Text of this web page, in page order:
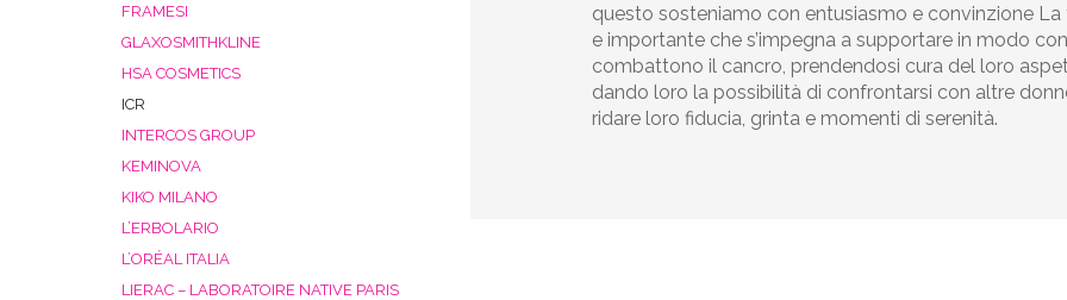
questo sosteniamo con entusiasmo e convinzione
e importante che s’impegna a supportare in modo
combattono il cancro, prendendosi cura del loro
dando loro la possibilità di confrontarsi con altre
ridare loro fiducia, grinta e momenti di serenità.
FRAMESI
GLAXOSMITHKLINE
HSA COSMETICS
ICR
INTERCOS GROUP
KEMINOVA
KIKO MILANO
L’ERBOLARIO
L’ORÉAL ITALIA
LIERAC – LABORATOIRE NATIVE PARIS